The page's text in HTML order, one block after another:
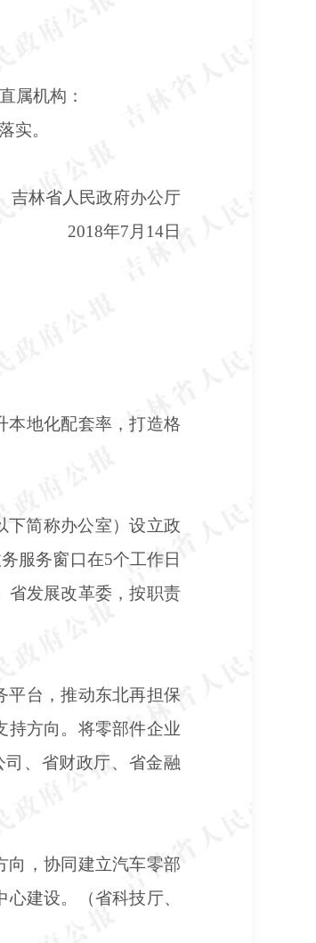
属机构：
实。
吉林省人民政府办公厅
2018年7月14日
本地化配套率，打造格
下简称办公室）设立政
服务窗口在5个工作日
省发展改革委，按职责
平台，推动东北再担保
持方向。将零部件企业
、省财政厅、省金融
向，协同建立汽车零部
建设。（省科技厅、